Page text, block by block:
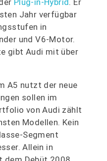
Jahr verfügbar
in
und V6-Motor.
gibt Audi mit über
A5 nutzt der neue
sollen im
von Audi zählt
Modellen. Kein
Segment
Allein in